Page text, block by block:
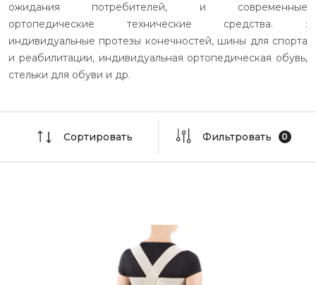
ожидания потребителей, и современные
ортопедические технические средства. :
индивидуальные протезы конечностей, шины для спорта
и реабилитации, индивидуальная ортопедическая обувь,
стельки для обуви и др.
Сортировать Фильтровать